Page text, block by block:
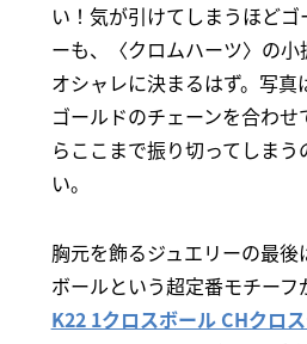
い！気が引けてしまうほどゴ
ーも、〈クロムハーツ〉の
オシャレに決まるはず。写
ゴールドのチェーンを合わ
らここまで振り切ってしま
い。
胸元を飾るジュエリーの最
ボールという超定番モチーフ
K22 1クロスボール CHクロ